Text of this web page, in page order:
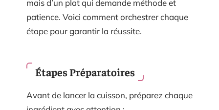
mais d’un plat qui demande méthode et
patience. Voici comment orchestrer chaque
étape pour garantir la réussite.
Étapes Préparatoires
Avant de lancer la cuisson, préparez chaque